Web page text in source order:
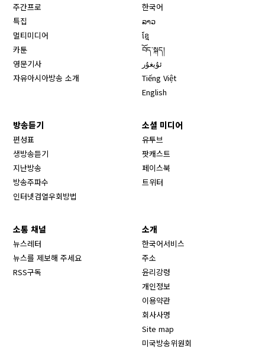
주간프로
특집
멀티미디어
카툰
영문기사
자유아시아방송 소개
한국어
ລາວ
ខ្មែ
བོད་སྐད།
ئۇيغۇر
Tiếng Việt
English
방송듣기
편성표
생방송듣기
지난방송
방송주파수
인터넷검열우회방법
소셜 미디어
유투브
팟캐스트
페이스북
트위터
소통 채널
뉴스레터
뉴스를 제보해 주세요
RSS구독
소개
한국어서비스
주소
윤리강령
개인정보
이용약관
회사사명
Site map
미국방송위원회